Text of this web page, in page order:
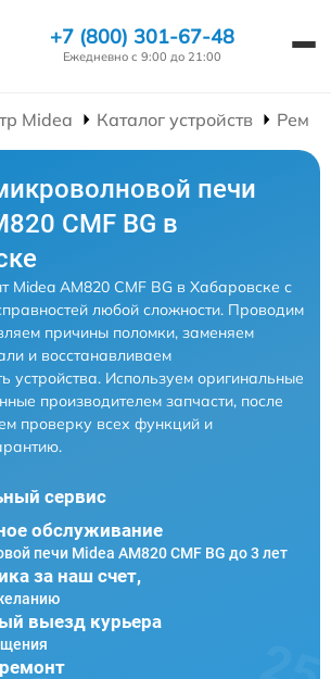
+7 (800) 301-67-48
Ежедневно с 9:00 до 21:00
Midea Каталог устройств
печи
CMF BG в
Midea AM820 CMF BG в Хабаровске с
любой сложности. Проводим
причины поломки, заменяем
и восстанавливаем
устройства. Используем оригинальные
производителем запчасти, после
проверку всех функций и
сервис
обслуживание
печи Midea AM820 CMF BG до 3 лет
за наш счет,
выезд курьера